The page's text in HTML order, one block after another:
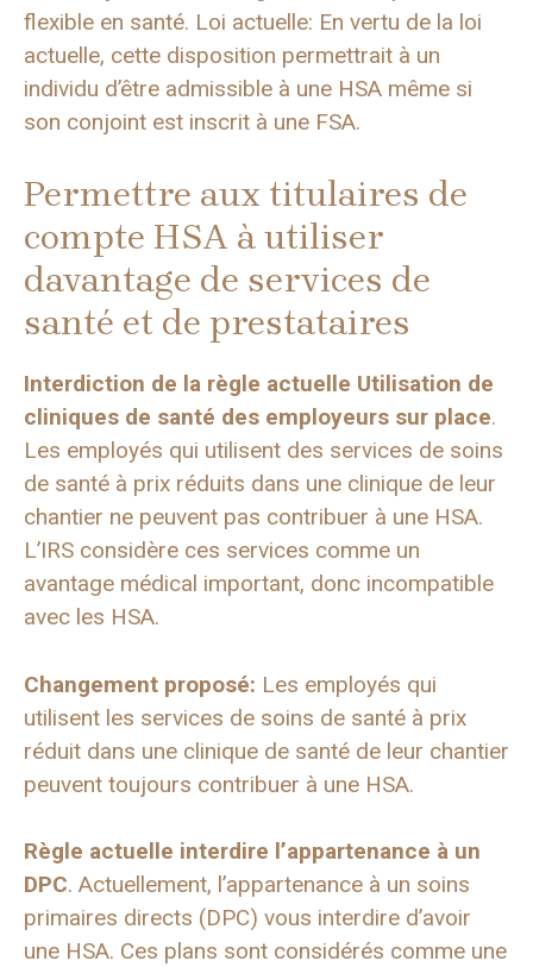
flexible en santé. Loi actuelle: En vertu de la loi
actuelle, cette disposition permettrait à un
individu d’être admissible à une HSA même si
son conjoint est inscrit à une FSA.
Permettre aux titulaires de
compte HSA à utiliser
davantage de services de
santé et de prestataires
Interdiction de la règle actuelle Utilisation de
cliniques de santé des employeurs sur place.
Les employés qui utilisent des services de soins
de santé à prix réduits dans une clinique de leur
chantier ne peuvent pas contribuer à une HSA.
L’IRS considère ces services comme un
avantage médical important, donc incompatible
avec les HSA.
Changement proposé: Les employés qui
utilisent les services de soins de santé à prix
réduit dans une clinique de santé de leur chantier
peuvent toujours contribuer à une HSA.
Règle actuelle interdire l’appartenance à un
DPC. Actuellement, l’appartenance à un soins
primaires directs (DPC) vous interdire d’avoir
une HSA. Ces plans sont considérés comme une